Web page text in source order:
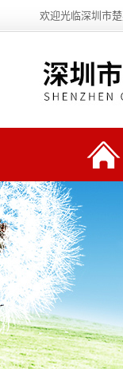
欢迎光临深圳市楚